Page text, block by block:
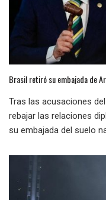
Brasil retiró su embajada de
Tras las acusaciones
rebajar las relaciones
su embajada del suelo